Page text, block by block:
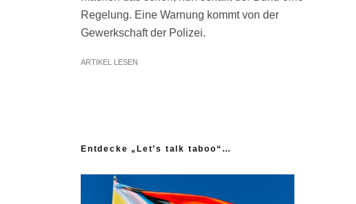
Regelung. Eine Warnung kommt von der
Gewerkschaft der Polizei.
ARTIKEL LESEN
Entdecke „Let’s talk taboo“…